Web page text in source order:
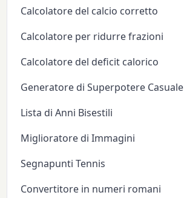
Calcolatore del calcio corretto
Calcolatore per ridurre frazioni
Calcolatore del deficit calorico
Generatore di Superpotere Casuale
Lista di Anni Bisestili
Miglioratore di Immagini
Segnapunti Tennis
Convertitore in numeri romani